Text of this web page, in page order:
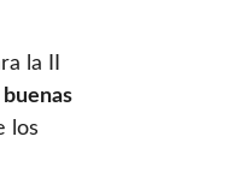
la II
los